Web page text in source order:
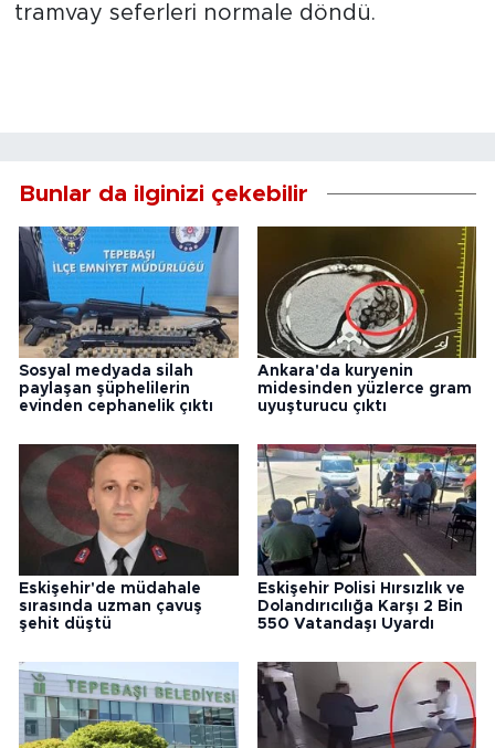
tramvay seferleri normale döndü.
Bunlar da ilginizi çekebilir
Sosyal medyada silah
paylaşan şüphelilerin
evinden cephanelik çıktı
Ankara'da kuryenin
midesinden yüzlerce gram
uyuşturucu çıktı
Eskişehir'de müdahale
sırasında uzman çavuş
şehit düştü
Eskişehir Polisi Hırsızlık ve
Dolandırıcılığa Karşı 2 Bin
550 Vatandaşı Uyardı